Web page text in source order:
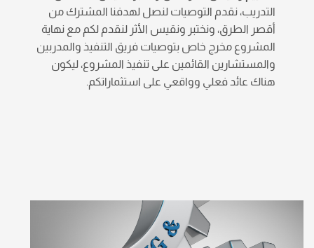
التدريب، نقدم التوصيات لنصل لهدفنا المشترك من
أقصر الطرق، ونختبر ونقيس الأثر لنقدم لكم مع نهاية
المشروع مخرج خاص بتوصيات فريق التنفيذ والمدربين
والمستشارين القائمين على تنفيذ المشروع، ليكون
هناك عائد فعلي وواقعي على استثماراتكم.